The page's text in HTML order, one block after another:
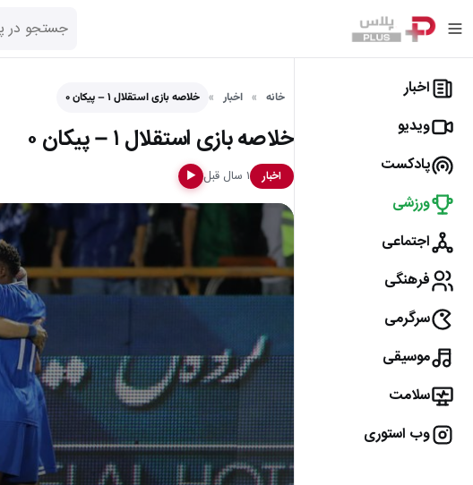
اخبار
ویدیو
پادکست
ورزشی
اجتماعی
فرهنگی
سرگرمی
موسیقی
سلامت
وب استوری
خانه اخبار خلاصه بازی استقلال ۱ – پیکان ۰
خلاصه بازی استقلال ۱ – پیکان ۰
اخبار ۱ سال قبل ▶